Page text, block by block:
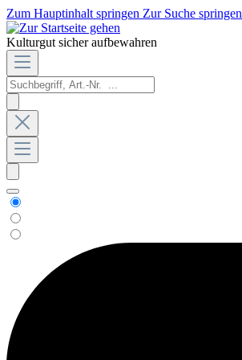
Zum Hauptinhalt springen Zur Suche springen
Kulturgut sicher aufbewahren